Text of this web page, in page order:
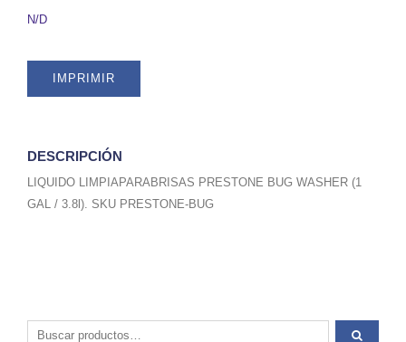
/
SKU
PRESTONE-
BUG
N/D
IMPRIMIR
DESCRIPCIÓN
LIQUIDO LIMPIAPARABRISAS PRESTONE BUG WASHER (1
GAL / 3.8l). SKU PRESTONE-BUG
Buscar por: